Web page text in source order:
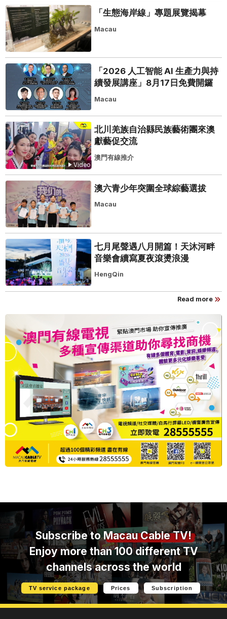
「生態海岸線」專題展覽揭幕
Macau
「2026 人工智能 AI 生產力與持
續發展講座」8月17日免費開鑼
Macau
Video
北川羌族自治縣民族藝術團來澳
獻藝促交流
澳門有線推介
澳六青少年突圍全球綜藝選拔
Macau
七月尾聲遇八月開篇！天沐河畔
音樂會續寫夏夜滾燙浪漫
HengQin
Read more
Subscribe toMacau Cable TV!
Enjoy more than 100 different TV
channels across the world
TV service package Prices Subscription